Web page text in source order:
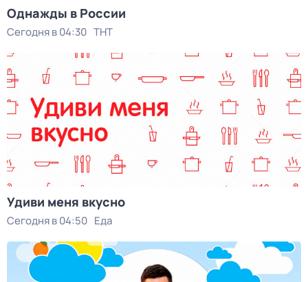
Однажды в России
Сегодня в 04:30 ТНТ
Удиви меня вкусно
Сегодня в 04:50 Еда